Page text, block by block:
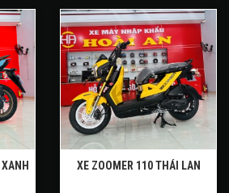
XE ZOOMER 110 THÁI LAN